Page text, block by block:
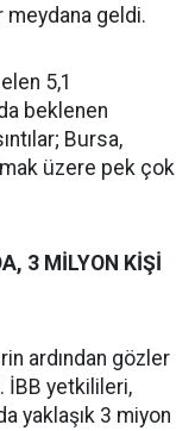
geldi.
5,1
beklenen
Bursa,
üzere pek çok
3 MİLYON KİŞİ
ardından gözler
İBB yetkilileri,
yaklaşık 3 miyon